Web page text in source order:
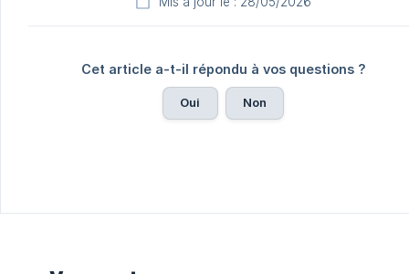
Cet article a-t-il répondu à vos questions ?
Oui Non